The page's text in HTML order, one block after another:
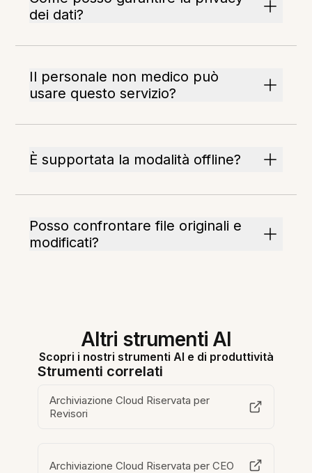
dei dati?
Il personale non medico può
usare questo servizio?
È supportata la modalità offline?
Posso confrontare file originali e
modificati?
Altri strumenti AI
Scopri i nostri strumenti AI e di produttività
Strumenti correlati
Archiviazione Cloud Riservata per
Revisori
Archiviazione Cloud Riservata per CEO